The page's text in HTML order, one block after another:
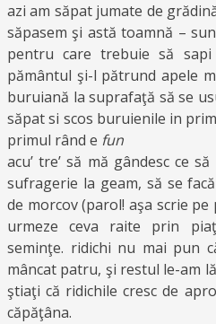
azi am săpat jumate de
săpasem şi astă toamnă –
pentru care trebuie să sapi
pământul şi-l pătrund apele
buruiană la suprafaţă să se
săpat si scos buruienile in
primul rând e fun
acu’ tre’ să mă gândesc ce
sufragerie la geam, să se
de morcov (parol! aşa scrie
urmeze ceva raite prin
seminţe. ridichi nu mai pun
mâncat patru, şi restul le-am
ştiaţi că ridichile cresc de
căpăţâna.